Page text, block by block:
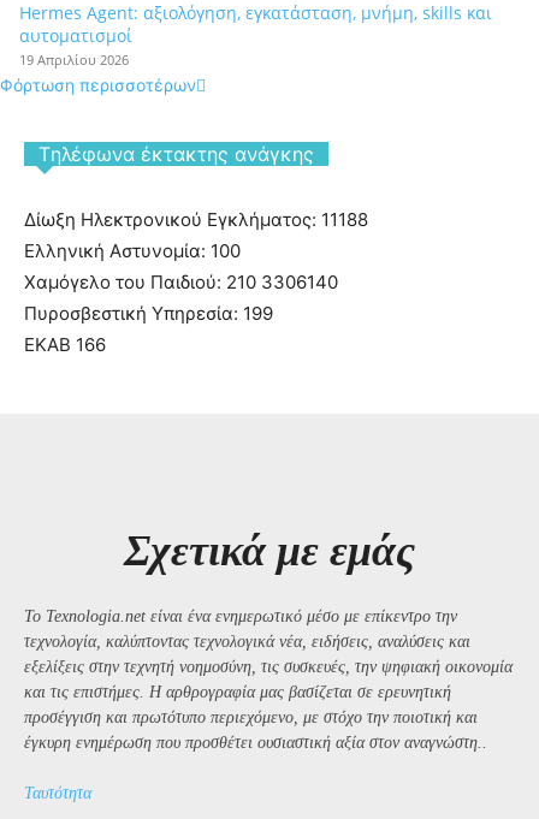
Hermes Agent: αξιολόγηση, εγκατάσταση, μνήμη, skills και
αυτοματισμοί
19 Απριλίου 2026
Φόρτωση περισσοτέρων
Tηλέφωνα έκτακτης ανάγκης
Δίωξη Ηλεκτρονικού Εγκλήματος: 11188
Ελληνική Αστυνομία: 100
Χαμόγελο του Παιδιού: 210 3306140
Πυροσβεστική Υπηρεσία: 199
ΕΚΑΒ 166
Σχετικά με εμάς
Το Texnologia.net είναι ένα ενημερωτικό μέσο με επίκεντρο την
τεχνολογία, καλύπτοντας τεχνολογικά νέα, ειδήσεις, αναλύσεις και
εξελίξεις στην τεχνητή νοημοσύνη, τις συσκευές, την ψηφιακή οικονομία
και τις επιστήμες. Η αρθρογραφία μας βασίζεται σε ερευνητική
προσέγγιση και πρωτότυπο περιεχόμενο, με στόχο την ποιοτική και
έγκυρη ενημέρωση που προσθέτει ουσιαστική αξία στον αναγνώστη..
Ταυτότητα